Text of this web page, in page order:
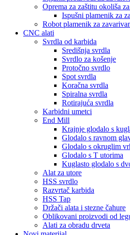
Oprema za zaštitu okoliša
Ispušni plamenik za
Robot plamenik za
CNC alati
Svrdla od karbida
Središnja svrdla
Svrdlo za košenje
Protočno svrdlo
Spot svrdla
Koračna svrdla
Spiralna svrdla
Rotirajuća svrdla
Karbidni umetci
End Mill
Krajnje glodalo s
Glodalo s ravnom
Glodalo s okruglim
Glodalo s T utorima
Kuglasto glodalo s
Alat za utore
HSS svrdlo
Razvrtač karbida
HSS Tap
Držači alata i stezne čahure
Oblikovani proizvodi od
Alati za obradu drveta